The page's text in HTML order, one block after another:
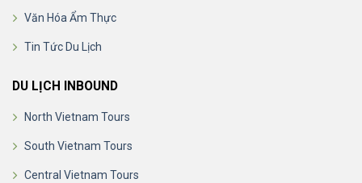
Văn Hóa Ẩm Thực
Tin Tức Du Lịch
DU LỊCH INBOUND
North Vietnam Tours
South Vietnam Tours
Central Vietnam Tours